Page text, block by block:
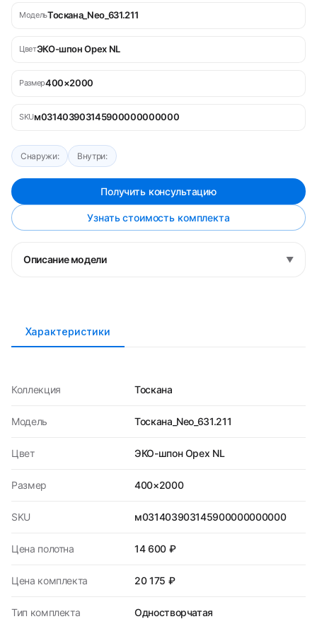
МодельТоскана_Neo_631.211
ЦветЭКО-шпон Орех NL
Размер400×2000
SKUм031403903145900000000000
Снаружи: Внутри:
Получить консультацию
Узнать стоимость комплекта
Описание модели ▼
Характеристики
Коллекция Тоскана
Модель Тоскана_Neo_631.211
Цвет ЭКО-шпон Орех NL
Размер 400×2000
SKU м031403903145900000000000
Цена полотна 14 600 ₽
Цена комплекта 20 175 ₽
Тип комплекта Одностворчатая